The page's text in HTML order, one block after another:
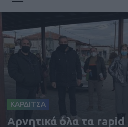
ΚΑΡΔΙΤΣΑ
Αρνητικά όλα τα rapid